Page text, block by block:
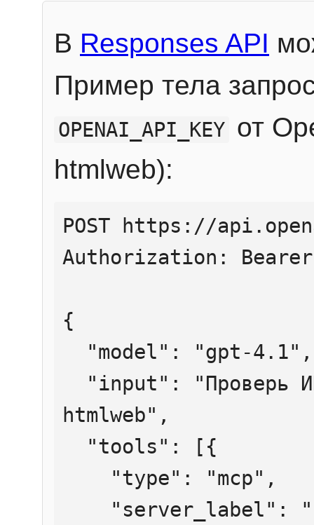
В Responses API
Пример тела
OPENAI_API_KEY от
htmlweb):
POST https://
Authorization:
{
htmlweb",